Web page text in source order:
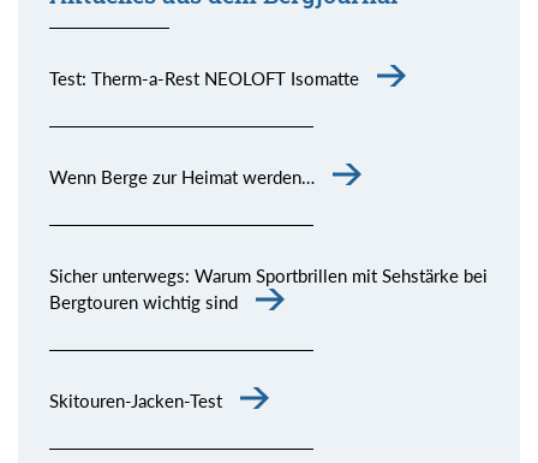
Test: Therm-a-Rest NEOLOFT Isomatte
Wenn Berge zur Heimat werden…
Sicher unterwegs: Warum Sportbrillen mit Sehstärke bei
Bergtouren wichtig sind
Skitouren-Jacken-Test